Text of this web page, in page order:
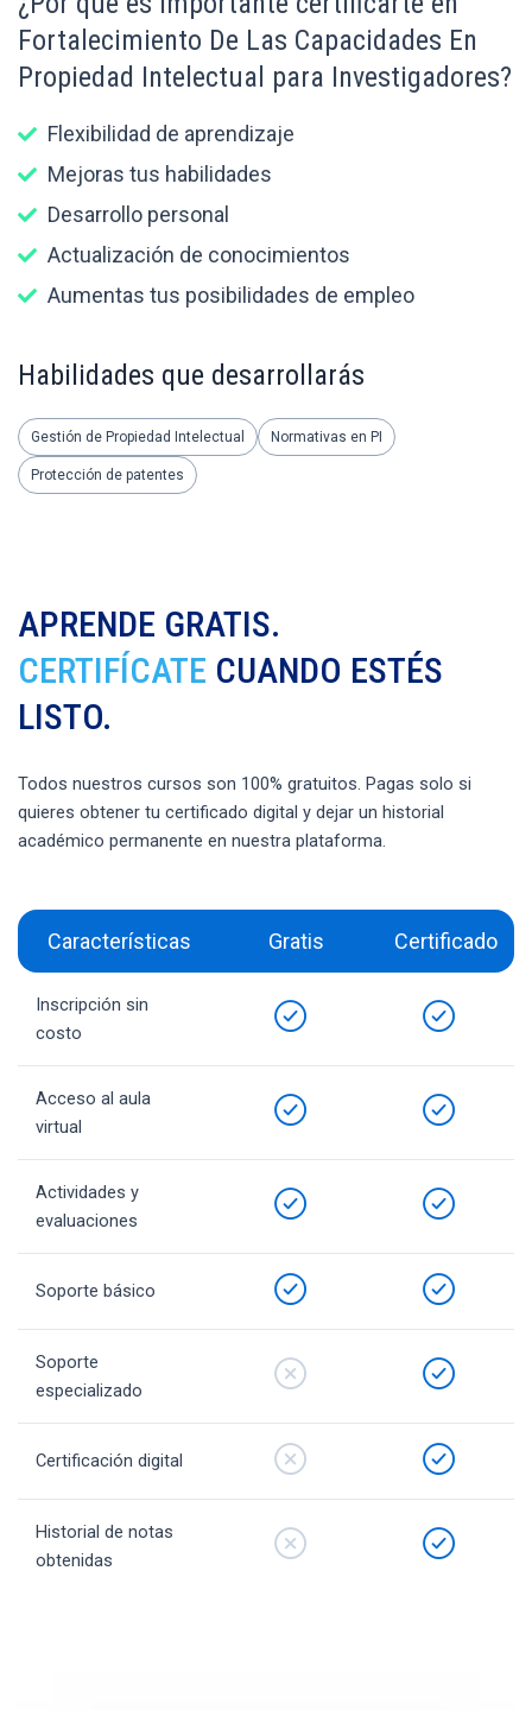
Fortalecimiento De Las Capacidades En
Propiedad Intelectual para Investigadores?
Flexibilidad de aprendizaje
Mejoras tus habilidades
Desarrollo personal
Actualización de conocimientos
Aumentas tus posibilidades de empleo
Habilidades que desarrollarás
Gestión de Propiedad Intelectual Normativas en PI
Protección de patentes
APRENDE GRATIS.
CERTIFÍCATE CUANDO ESTÉS
LISTO.
Todos nuestros cursos son 100% gratuitos. Pagas solo si
quieres obtener tu certificado digital y dejar un historial
académico permanente en nuestra plataforma.
Características Gratis Certificado
Inscripción sin
costo
Acceso al aula
virtual
Actividades y
evaluaciones
Soporte básico
Soporte
especializado
Certificación digital
Historial de notas
obtenidas